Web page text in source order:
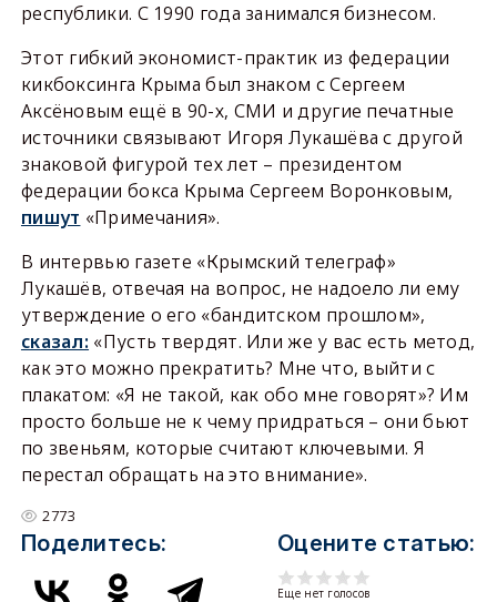
республики. С 1990 года занимался бизнесом.
Этот гибкий экономист-практик из федерации
кикбоксинга Крыма был знаком с Сергеем
Аксёновым ещё в 90-х, СМИ и другие печатные
источники связывают Игоря Лукашёва с другой
знаковой фигурой тех лет – президентом
федерации бокса Крыма Сергеем Воронковым,
пишут «Примечания».
В интервью газете «Крымский телеграф»
Лукашёв, отвечая на вопрос, не надоело ли ему
утверждение о его «бандитском прошлом»,
сказал: «Пусть твердят. Или же у вас есть метод,
как это можно прекратить? Мне что, выйти с
плакатом: «Я не такой, как обо мне говорят»? Им
просто больше не к чему придраться – они бьют
по звеньям, которые считают ключевыми. Я
перестал обращать на это внимание».
2773
Поделитесь: Оцените статью:
Еще нет голосов